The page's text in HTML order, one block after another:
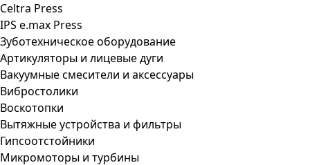
Celtra Press
IPS e.max Press
Зуботехническое оборудование
Артикуляторы и лицевые дуги
Вакуумные смесители и аксессуары
Вибростолики
Воскотопки
Вытяжные устройства и фильтры
Гипсоотстойники
Микромоторы и турбины